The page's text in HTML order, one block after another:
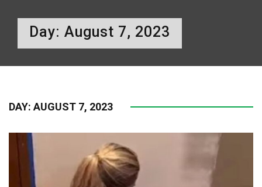
Day: August 7, 2023
DAY: AUGUST 7, 2023